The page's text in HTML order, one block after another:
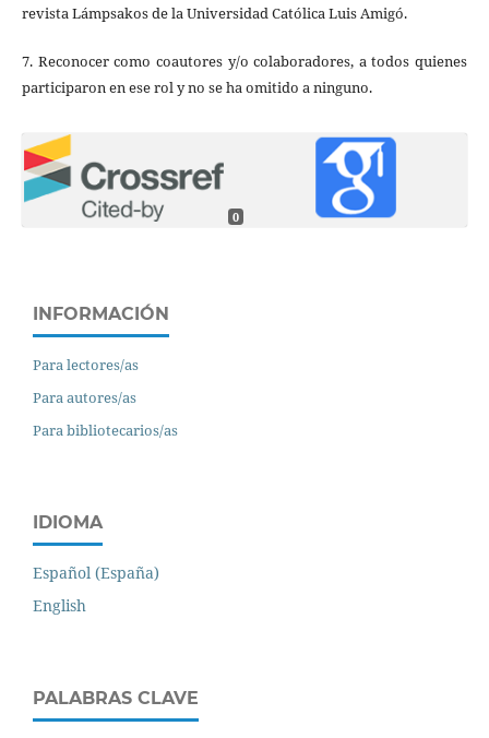
revista Lámpsakos de la Universidad Católica Luis Amigó.
7. Reconocer como coautores y/o colaboradores, a todos quienes
participaron en ese rol y no se ha omitido a ninguno.
0
INFORMACIÓN
Para lectores/as
Para autores/as
Para bibliotecarios/as
IDIOMA
Español (España)
English
PALABRAS CLAVE